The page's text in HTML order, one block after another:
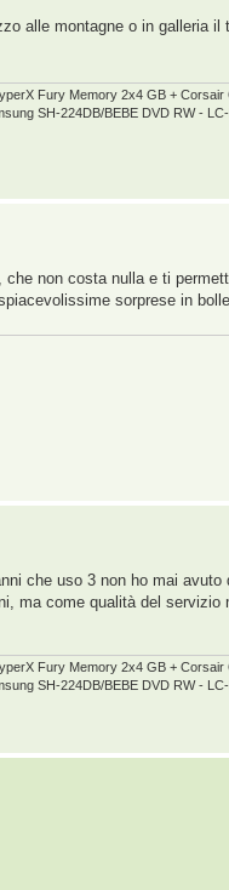
alle montagne o in galleria il
Fury Memory 2x4 GB +
SH-224DB/BEBE DVD RW -
non costa nulla e ti
sorprese in
che uso 3 non ho mai
ma come qualità del
Fury Memory 2x4 GB +
SH-224DB/BEBE DVD RW -